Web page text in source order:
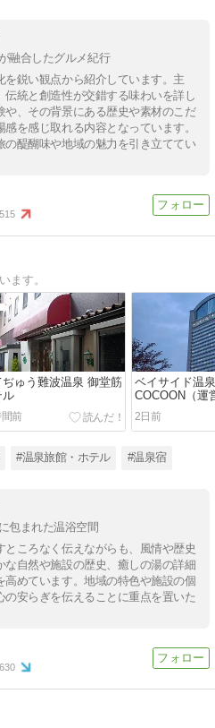
融合したグルメ紀行
鋭い観点から紹介しています。主
統と創造性が交錯する味わいを詳し
や、その背景にある歴史や素材のこだ
を感じ取れる内容となっています。
の醍醐味や地域の魅力を引き立ててい
515
ます。
ぢゅう難波温泉 御堂筋
ル
前
ベイサイド温泉
COCOON（運
変更）
2日前
#温泉旅館・ホテル #温泉宿
包まれた温浴空間
ころなく伝えながらも、風情や歴史
自然や施設の歴史、癒しの湯の詳細
めています。地域の特色や施設の個
安らぎを伝えることに重点を置いた
630